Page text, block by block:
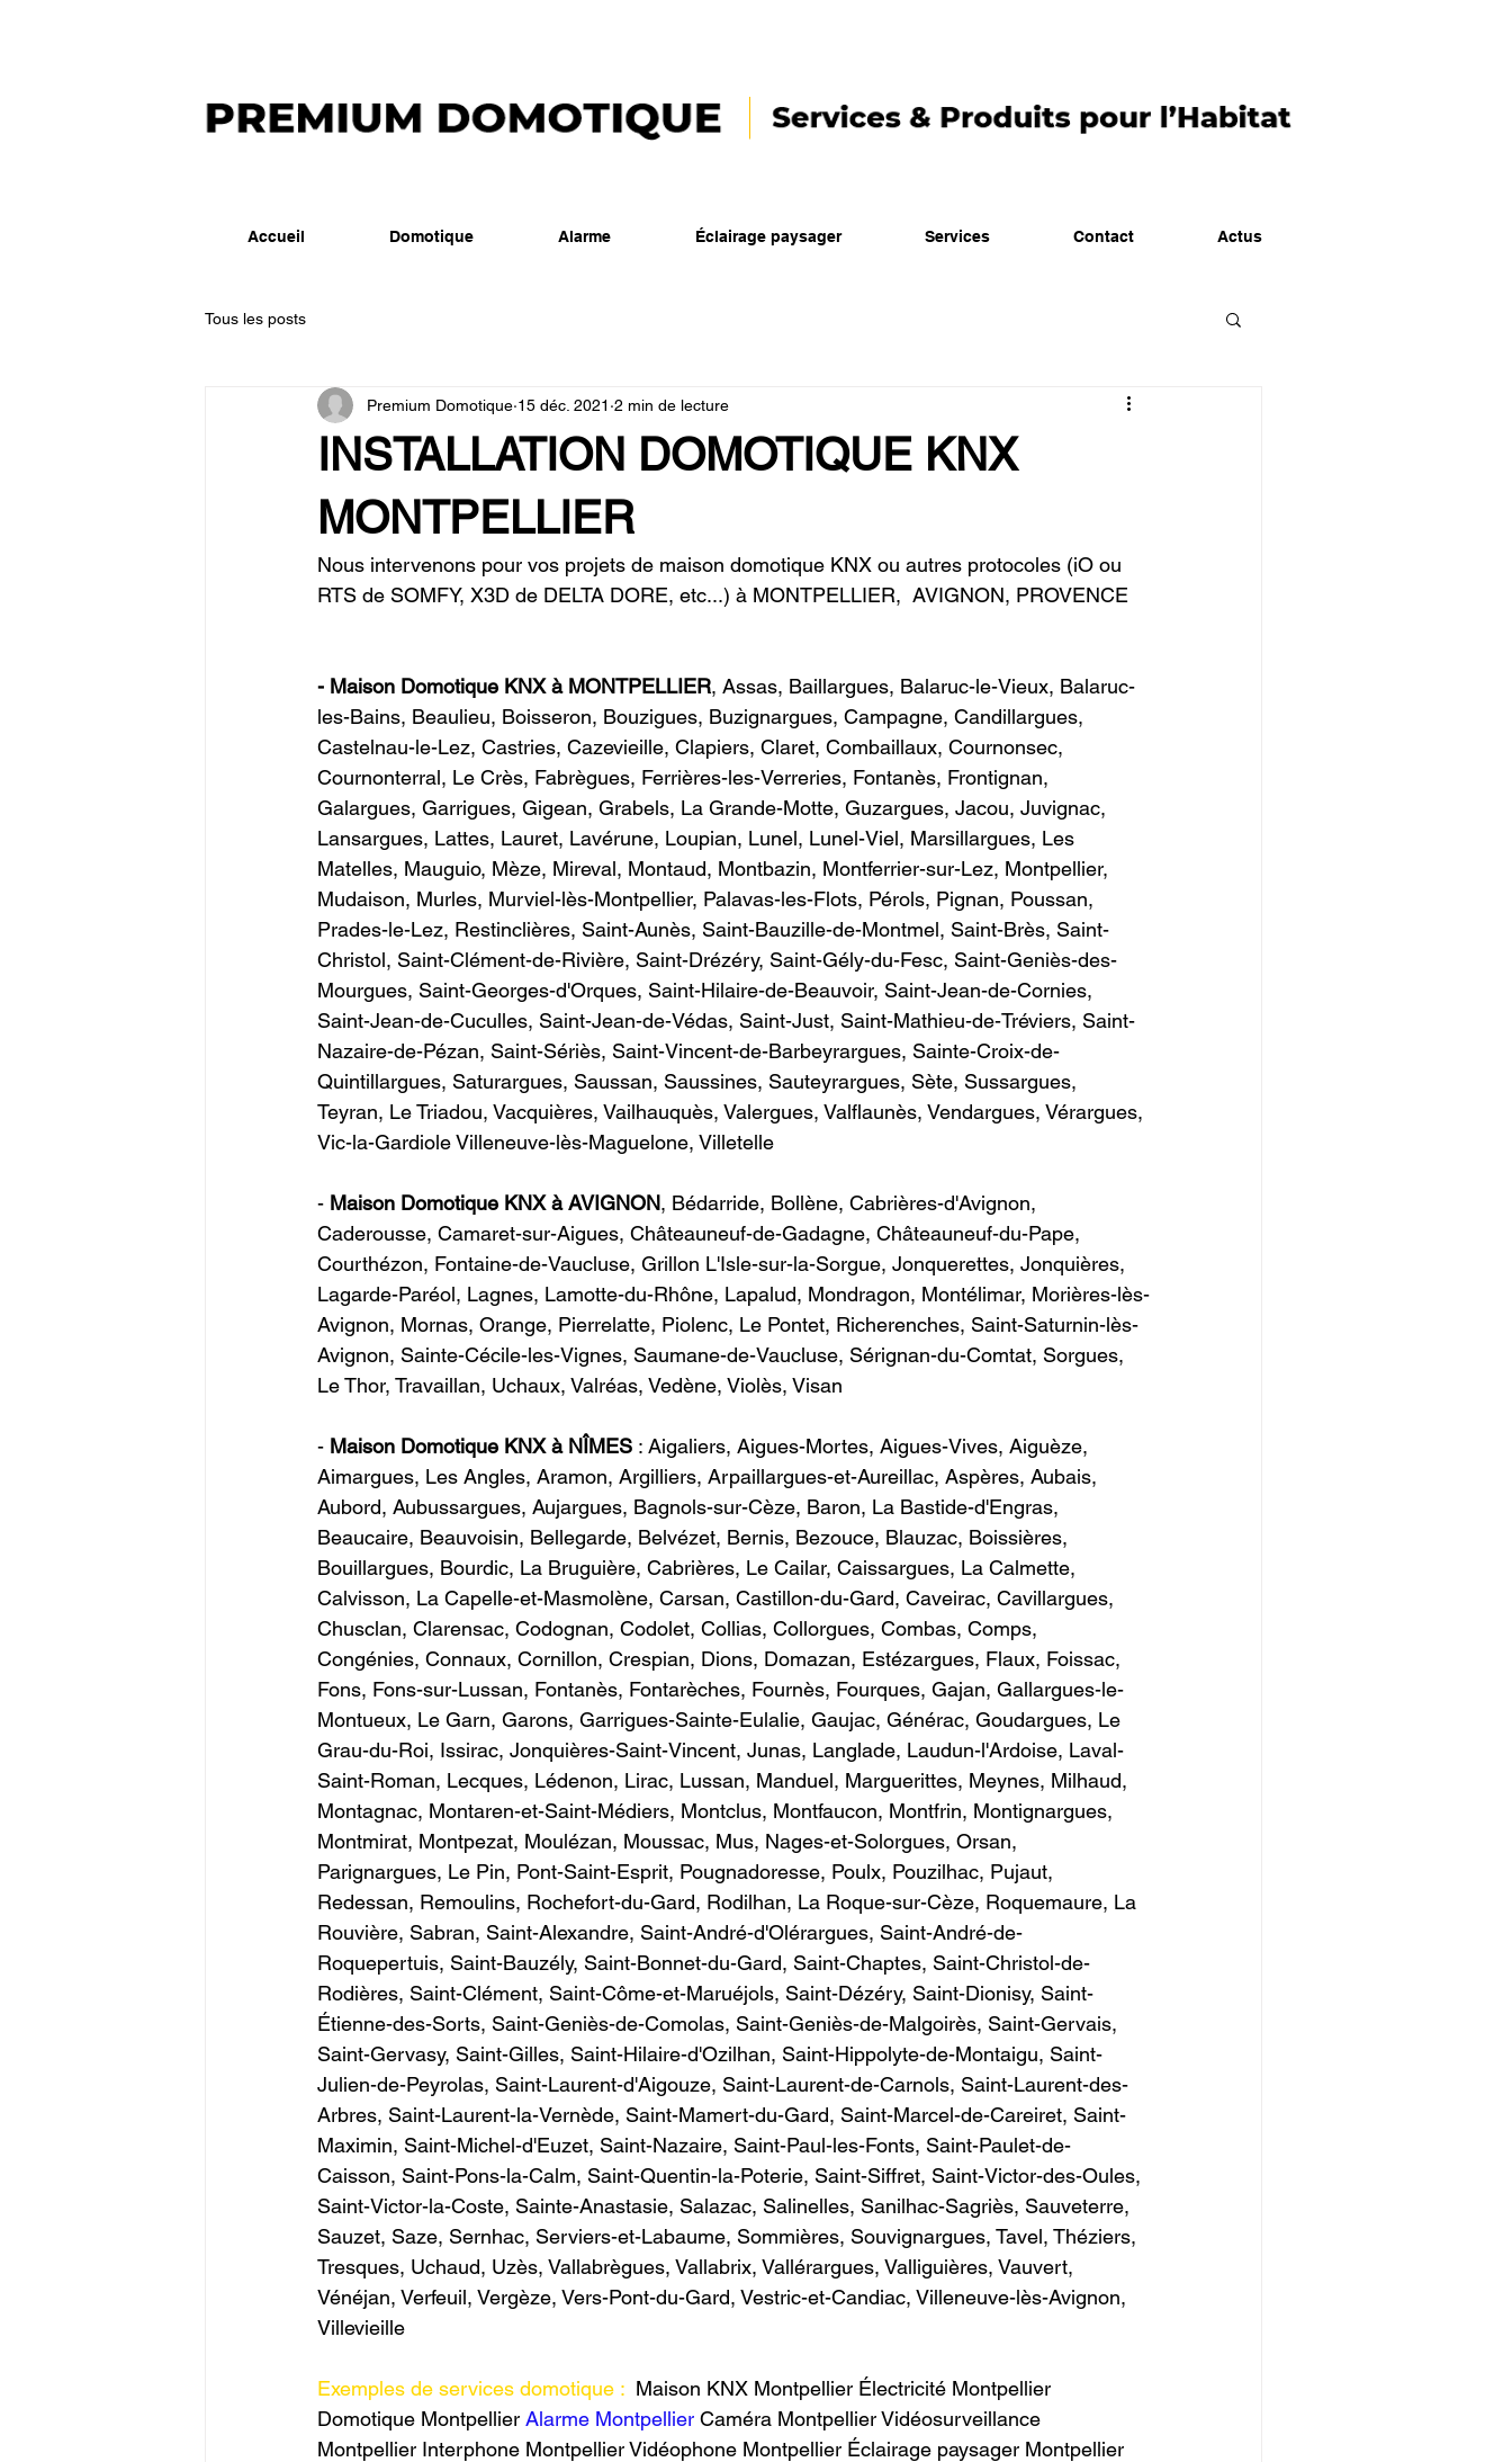
Accueil Domotique Alarme Éclairage paysager Services Contact Actus
Tous les posts
INSTALLATION DOMOTIQUE KNX
MONTPELLIER
Premium Domotique 15 déc. 2021 2 min de lecture
Nous intervenons pour vos projets de maison domotique KNX ou autres protocoles (iO ou
RTS de SOMFY, X3D de DELTA DORE, etc...) à MONTPELLIER,  AVIGNON, PROVENCE
- Maison Domotique KNX à MONTPELLIER, Assas, Baillargues, Balaruc-le-Vieux, Balaruc-
les-Bains, Beaulieu, Boisseron, Bouzigues, Buzignargues, Campagne, Candillargues,
Castelnau-le-Lez, Castries, Cazevieille, Clapiers, Claret, Combaillaux, Cournonsec,
Cournonterral, Le Crès, Fabrègues, Ferrières-les-Verreries, Fontanès, Frontignan,
Galargues, Garrigues, Gigean, Grabels, La Grande-Motte, Guzargues, Jacou, Juvignac,
Lansargues, Lattes, Lauret, Lavérune, Loupian, Lunel, Lunel-Viel, Marsillargues, Les
Matelles, Mauguio, Mèze, Mireval, Montaud, Montbazin, Montferrier-sur-Lez, Montpellier,
Mudaison, Murles, Murviel-lès-Montpellier, Palavas-les-Flots, Pérols, Pignan, Poussan,
Prades-le-Lez, Restinclières, Saint-Aunès, Saint-Bauzille-de-Montmel, Saint-Brès, Saint-
Christol, Saint-Clément-de-Rivière, Saint-Drézéry, Saint-Gély-du-Fesc, Saint-Geniès-des-
Mourgues, Saint-Georges-d'Orques, Saint-Hilaire-de-Beauvoir, Saint-Jean-de-Cornies,
Saint-Jean-de-Cuculles, Saint-Jean-de-Védas, Saint-Just, Saint-Mathieu-de-Tréviers, Saint-
Nazaire-de-Pézan, Saint-Sériès, Saint-Vincent-de-Barbeyrargues, Sainte-Croix-de-
Quintillargues, Saturargues, Saussan, Saussines, Sauteyrargues, Sète, Sussargues,
Teyran, Le Triadou, Vacquières, Vailhauquès, Valergues, Valflaunès, Vendargues, Vérargues,
Vic-la-Gardiole Villeneuve-lès-Maguelone, Villetelle
- Maison Domotique KNX à AVIGNON​, Bédarride, Bollène, Cabrières-d'Avignon,
Caderousse, Camaret-sur-Aigues, Châteauneuf-de-Gadagne, Châteauneuf-du-Pape,
Courthézon, Fontaine-de-Vaucluse, Grillon L'Isle-sur-la-Sorgue, Jonquerettes, Jonquières,
Lagarde-Paréol, Lagnes, Lamotte-du-Rhône, Lapalud, Mondragon, Montélimar, Morières-lès-
Avignon, Mornas, Orange, Pierrelatte, Piolenc, Le Pontet, Richerenches, Saint-Saturnin-lès-
Avignon, Sainte-Cécile-les-Vignes, Saumane-de-Vaucluse, Sérignan-du-Comtat, Sorgues,
Le Thor, Travaillan, Uchaux, Valréas, Vedène, Violès, Visan
- Maison Domotique KNX à NÎMES : Aigaliers, Aigues-Mortes, Aigues-Vives, Aiguèze,
Aimargues, Les Angles, Aramon, Argilliers, Arpaillargues-et-Aureillac, Aspères, Aubais,
Aubord, Aubussargues, Aujargues, Bagnols-sur-Cèze, Baron, La Bastide-d'Engras,
Beaucaire, Beauvoisin, Bellegarde, Belvézet, Bernis, Bezouce, Blauzac, Boissières,
Bouillargues, Bourdic, La Bruguière, Cabrières, Le Cailar, Caissargues, La Calmette,
Calvisson, La Capelle-et-Masmolène, Carsan, Castillon-du-Gard, Caveirac, Cavillargues,
Chusclan, Clarensac, Codognan, Codolet, Collias, Collorgues, Combas, Comps,
Congénies, Connaux, Cornillon, Crespian, Dions, Domazan, Estézargues, Flaux, Foissac,
Fons, Fons-sur-Lussan, Fontanès, Fontarèches, Fournès, Fourques, Gajan, Gallargues-le-
Montueux, Le Garn, Garons, Garrigues-Sainte-Eulalie, Gaujac, Générac, Goudargues, Le
Grau-du-Roi, Issirac, Jonquières-Saint-Vincent, Junas, Langlade, Laudun-l'Ardoise, Laval-
Saint-Roman, Lecques, Lédenon, Lirac, Lussan, Manduel, Marguerittes, Meynes, Milhaud,
Montagnac, Montaren-et-Saint-Médiers, Montclus, Montfaucon, Montfrin, Montignargues,
Montmirat, Montpezat, Moulézan, Moussac, Mus, Nages-et-Solorgues, Orsan,
Parignargues, Le Pin, Pont-Saint-Esprit, Pougnadoresse, Poulx, Pouzilhac, Pujaut,
Redessan, Remoulins, Rochefort-du-Gard, Rodilhan, La Roque-sur-Cèze, Roquemaure, La
Rouvière, Sabran, Saint-Alexandre, Saint-André-d'Olérargues, Saint-André-de-
Roquepertuis, Saint-Bauzély, Saint-Bonnet-du-Gard, Saint-Chaptes, Saint-Christol-de-
Rodières, Saint-Clément, Saint-Côme-et-Maruéjols, Saint-Dézéry, Saint-Dionisy, Saint-
Étienne-des-Sorts, Saint-Geniès-de-Comolas, Saint-Geniès-de-Malgoirès, Saint-Gervais,
Saint-Gervasy, Saint-Gilles, Saint-Hilaire-d'Ozilhan, Saint-Hippolyte-de-Montaigu, Saint-
Julien-de-Peyrolas, Saint-Laurent-d'Aigouze, Saint-Laurent-de-Carnols, Saint-Laurent-des-
Arbres, Saint-Laurent-la-Vernède, Saint-Mamert-du-Gard, Saint-Marcel-de-Careiret, Saint-
Maximin, Saint-Michel-d'Euzet, Saint-Nazaire, Saint-Paul-les-Fonts, Saint-Paulet-de-
Caisson, Saint-Pons-la-Calm, Saint-Quentin-la-Poterie, Saint-Siffret, Saint-Victor-des-Oules,
Saint-Victor-la-Coste, Sainte-Anastasie, Salazac, Salinelles, Sanilhac-Sagriès, Sauveterre,
Sauzet, Saze, Sernhac, Serviers-et-Labaume, Sommières, Souvignargues, Tavel, Théziers,
Tresques, Uchaud, Uzès, Vallabrègues, Vallabrix, Vallérargues, Valliguières, Vauvert,
Vénéjan, Verfeuil, Vergèze, Vers-Pont-du-Gard, Vestric-et-Candiac, Villeneuve-lès-Avignon,
Villevieille
Exemples de services domotique :
  Maison KNX Montpellier Électricité Montpellier
Domotique Montpellier Alarme Montpellier Caméra Montpellier Vidéosurveillance
Montpellier Interphone Montpellier Vidéophone Montpellier Éclairage paysager Montpellier ​